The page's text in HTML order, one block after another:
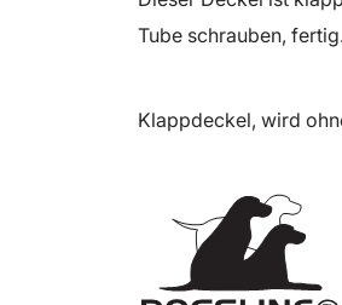
Tube schrauben,
Klappdeckel, wird